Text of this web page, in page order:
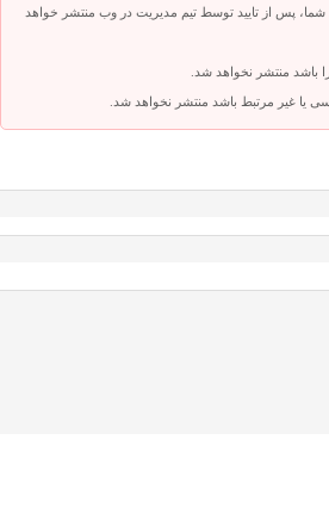
پس از تایید توسط تیم مدیریت در وب منتشر خواهد
باشد منتشر نخواهد شد.
یا غیر مرتبط باشد منتشر نخواهد شد.